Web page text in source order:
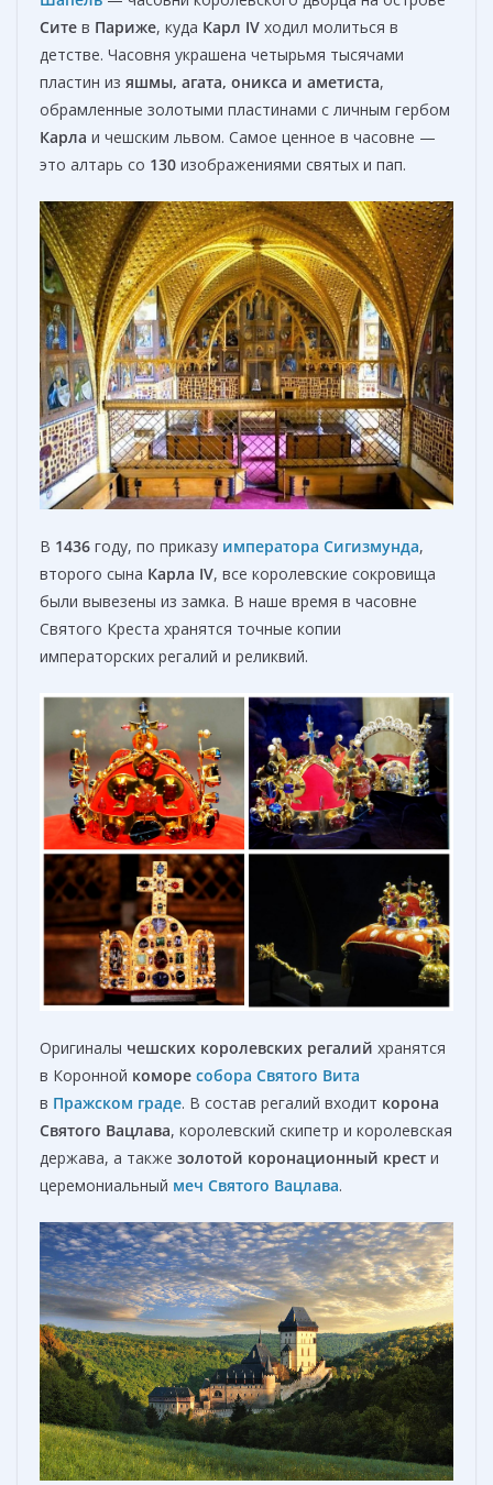
Сите в Париже, куда Карл IV ходил молиться в
детстве. Часовня украшена четырьмя тысячами
пластин из яшмы, агата, оникса и аметиста,
обрамленные золотыми пластинами с личным гербом
Карла и чешским львом. Самое ценное в часовне —
это алтарь со 130 изображениями святых и пап.
В 1436 году, по приказу императора Сигизмунда,
второго сына Карла IV, все королевские сокровища
были вывезены из замка. В наше время в часовне
Святого Креста хранятся точные копии
императорских регалий и реликвий.
Оригиналы чешских королевских регалий хранятся
в Коронной коморе собора Святого Вита
в Пражском граде. В состав регалий входит корона
Святого Вацлава, королевский скипетр и королевская
держава, а также золотой коронационный крест и
церемониальный меч Святого Вацлава.